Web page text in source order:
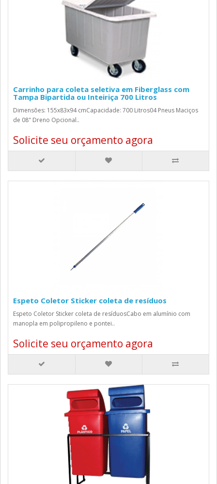
Carrinho para coleta seletiva em Fiberglass com
Tampa Bipartida ou Inteiriça 700 Litros
Dimensões: 155x83x94 cmCapacidade: 700 Litros04 Pneus Maciços
de 08" Dreno Opcional..
Solicite seu orçamento agora
Espeto Coletor Sticker coleta de resíduos
Espeto Coletor Sticker coleta de resíduosCabo em alumínio com
manopla em polipropileno e pontei..
Solicite seu orçamento agora